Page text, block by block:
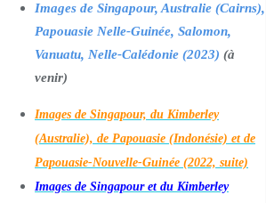
Images de Singapour, Australie (Cairns),
Papouasie Nelle-Guinée, Salomon,
Vanuatu, Nelle-Calédonie (2023) (à
venir)
Images de Singapour, du Kimberley
(Australie), de Papouasie (Indonésie) et de
Papouasie-Nouvelle-Guinée (2022, suite)
Images de Singapour et du Kimberley